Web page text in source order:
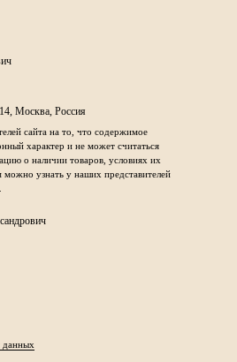
Москва, Россия
сайта на то, что содержимое
характер и не может считаться
о наличии товаров, условиях их
узнать у наших представителей
данных